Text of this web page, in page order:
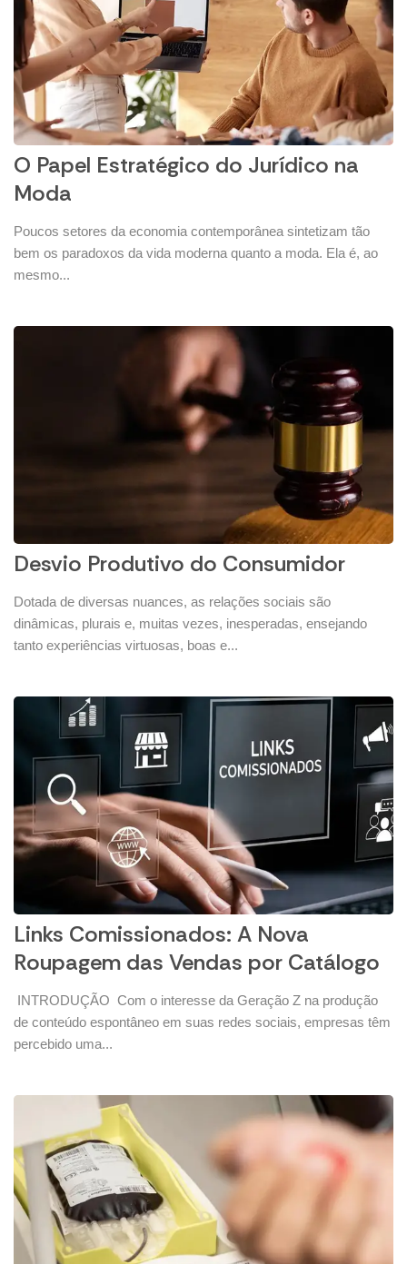
O Papel Estratégico do Jurídico na
Moda
Poucos setores da economia contemporânea sintetizam tão
bem os paradoxos da vida moderna quanto a moda. Ela é, ao
mesmo...
Desvio Produtivo do Consumidor
Dotada de diversas nuances, as relações sociais são
dinâmicas, plurais e, muitas vezes, inesperadas, ensejando
tanto experiências virtuosas, boas e...
Links Comissionados: A Nova
Roupagem das Vendas por Catálogo
INTRODUÇÃO Com o interesse da Geração Z na produção
de conteúdo espontâneo em suas redes sociais, empresas têm
percebido uma...